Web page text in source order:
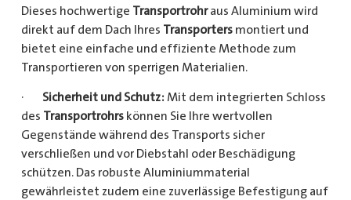
Dieses hochwertige Transportrohraus Aluminium wird
direkt auf dem Dach Ihres Transportersmontiert und
bietet eine einfache und effiziente Methode zum
Transportieren von sperrigen Materialien.
· Sicherheit und Schutz: Mit dem integrierten Schloss
des Transportrohrskönnen Sie Ihre wertvollen
Gegenstände während des Transports sicher
verschließen und vor Diebstahl oder Beschädigung
schützen. Das robuste Aluminiummaterial
gewährleistet zudem eine zuverlässige Befestigung auf